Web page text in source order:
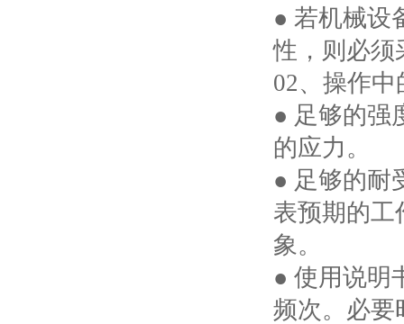
● 若机械设
性，则必须
02、操作
● 足够的强
的应力。
● 足够的耐
表预期的工
象。
● 使用说明
频次。必要